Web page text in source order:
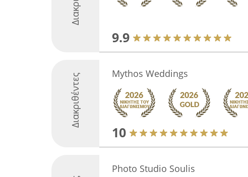
9.9
Διακριθέντες Mythos Weddings
10
Photo Studio Soulis